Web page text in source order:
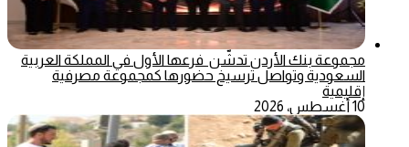
مجموعة بنك الأردن تدشّن فرعها الأول في المملكة العربية
السعودية وتواصل ترسيخ حضورها كمجموعة مصرفية
إقليمية
10 أغسطس، 2026